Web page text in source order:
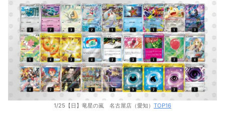
1/25【日】竜星の嵐 名古屋店（愛知） TOP16